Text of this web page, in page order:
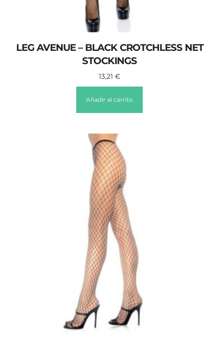
LEG AVENUE – BLACK CROTCHLESS NET
STOCKINGS
13,21 €
Añadir al carrito